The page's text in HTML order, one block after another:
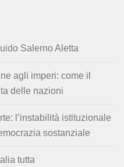
Salerno Aletta
agli imperi: come il
delle nazioni
l’instabilità istituzionale
sostanziale
tutta